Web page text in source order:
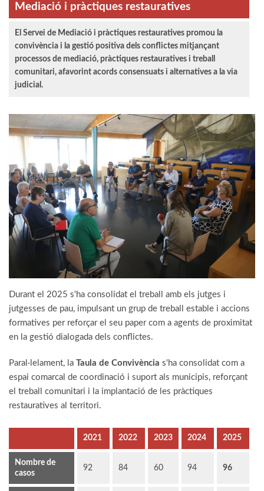
Mediació i pràctiques restauratives
El Servei de Mediació i pràctiques restauratives promou la
convivència i la gestió positiva dels conflictes mitjançant
processos de mediació, pràctiques restauratives i treball
comunitari, afavorint acords consensuats i alternatives a la via
judicial.
Durant el 2025 s'ha consolidat el treball amb els jutges i
jutgesses de pau, impulsant un grup de treball estable i accions
formatives per reforçar el seu paper com a agents de proximitat
en la gestió dialogada dels conflictes.
Paral·lelament, la Taula de Convivència s'ha consolidat com a
espai comarcal de coordinació i suport als municipis, reforçant
el treball comunitari i la implantació de les pràctiques
restauratives al territori.
2021 2022 2023 2024 2025
Nombre de
casos
92 84 60 94 96